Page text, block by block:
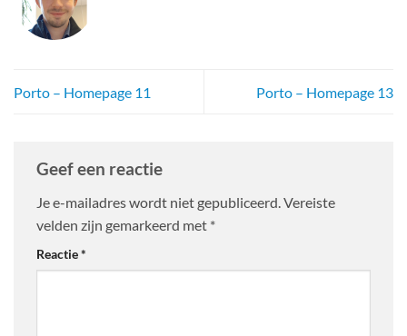
Porto – Homepage 11 Porto – Homepage 13
Geef een reactie
Je e-mailadres wordt niet gepubliceerd.Vereiste
velden zijn gemarkeerd met *
Reactie*